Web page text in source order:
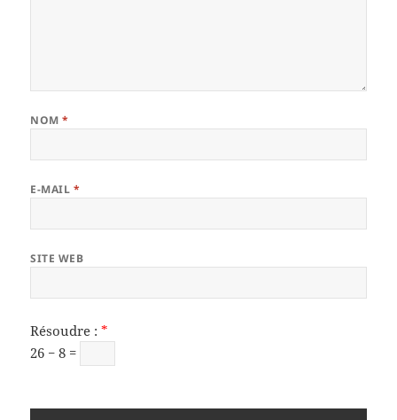
NOM*
E-MAIL *
SITE WEB
Résoudre :*
26 − 8 =